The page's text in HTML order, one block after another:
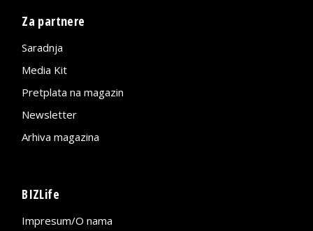
Za partnere
Saradnja
Media Kit
Pretplata na magazin
Newsletter
Arhiva magazina
BIZLife
Impresum/O nama